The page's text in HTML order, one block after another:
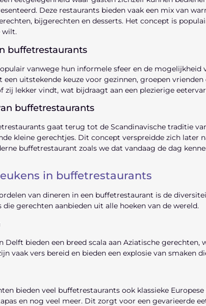
Deze restaurants bieden vaak een mix van
bijgerechten en desserts. Het concept is
wilt.
buffetrestaurants
vanwege hun informele sfeer en de
uitstekende keuze voor gezinnen, groepen
zij lekker vindt, wat bijdraagt aan een plezierige
buffetrestaurants
gaat terug tot de Scandinavische traditie
kleine gerechtjes. Dit concept verspreidde zich later
buffetrestaurant zoals we dat vandaag de dag
in buffetrestaurants
van dineren in een buffetrestaurant is de
gerechten aanbieden uit alle hoeken van de wereld.
Delft bieden een breed scala aan Aziatische
vaak vers bereid en bieden een explosie van smaken
bieden veel buffetrestaurants ook klassieke Europese
en nog veel meer. Dit zorgt voor een gevarieerde